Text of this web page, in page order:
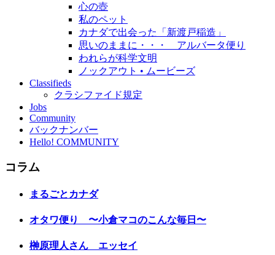
心の壺
私のペット
カナダで出会った「新渡戸稲造」
思いのままに・・・ アルバータ便り
われらが科学文明
ノックアウト • ムービーズ
Classifieds
クラシファイド規定
Jobs
Community
バックナンバー
Hello! COMMUNITY
コラム
まるごとカナダ
オタワ便り 〜小倉マコのこんな毎日〜
榊原理人さん エッセイ